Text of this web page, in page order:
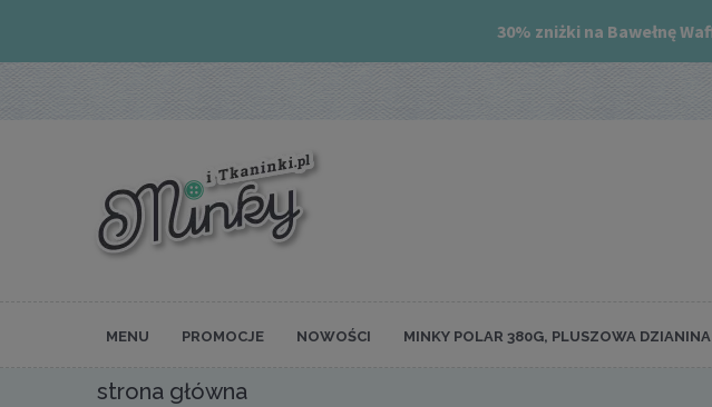
MENU PROMOCJE NOWOŚCI MINKY POLAR 380G, PLUSZOWA DZIANINA
strona główna